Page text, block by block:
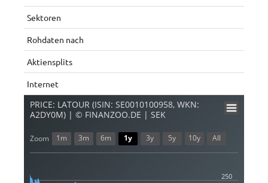
Sektoren
Rohdaten nach
Aktiensplits
Internet
PRICE: LATOUR (ISIN: SE0010100958, WKN:
A2DY0M) | © FINANZOO.DE | SEK
250
Zoom 1m 3m 6m 1y 3y 5y 10y All